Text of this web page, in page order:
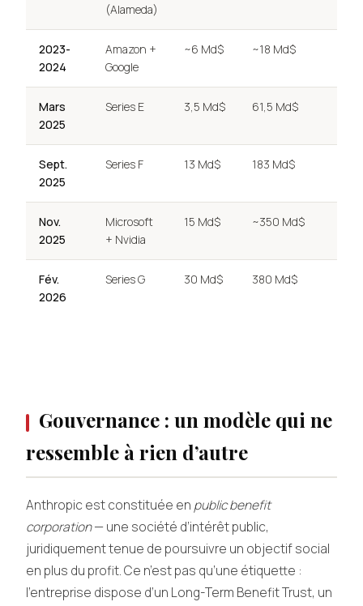
(Alameda)
2023-
2024
Amazon +
Google
~6 Md$ ~18 Md$
Mars
2025
Series E 3,5 Md$ 61,5 Md$
Sept.
2025
Series F 13 Md$ 183 Md$
Nov.
2025
Microsoft
+ Nvidia
15 Md$ ~350 Md$
Fév.
2026
Series G 30 Md$ 380 Md$
Gouvernance : un modèle qui ne
ressemble à rien d’autre
Anthropic est constituée en public benefit
corporation— une société d’intérêt public,
juridiquement tenue de poursuivre un objectif social
en plus du profit. Ce n’est pas qu’une étiquette :
l’entreprise dispose d’un Long-Term Benefit Trust, un